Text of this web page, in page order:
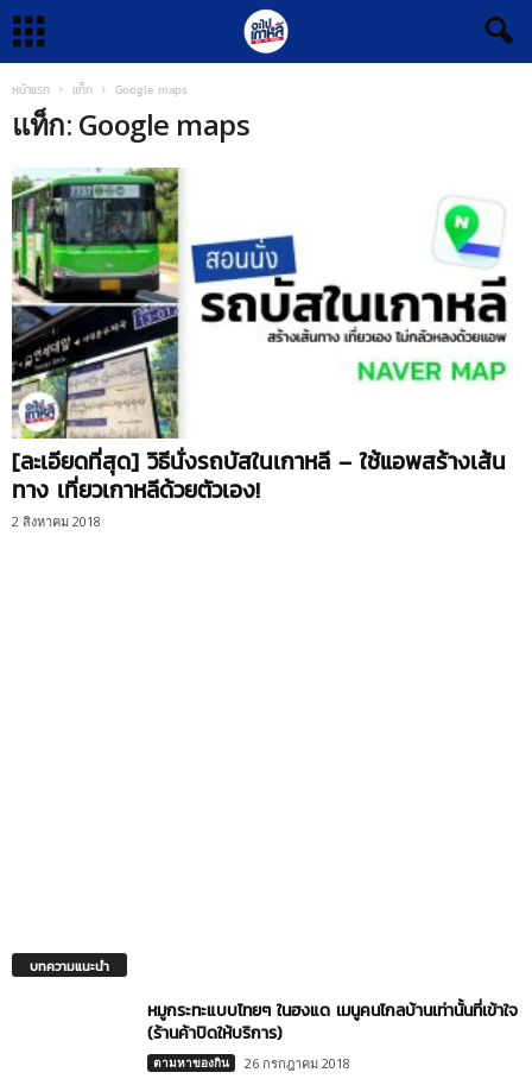
หน้าแรก แท็ก Google maps
แท็ก: Google maps
[ละเอียดที่สุด] วิธีนั่งรถบัสในเกาหลี – ใช้แอพสร้างเส้น
ทาง เที่ยวเกาหลีด้วยตัวเอง!
2 สิงหาคม 2018
บทความแนะนำ
หมูกระทะแบบไทยๆ ในฮงแด เมนูคนไกลบ้านเท่านั้นที่เข้าใจ
(ร้านค้าปิดให้บริการ)
ตามหาของกิน 26 กรกฎาคม 2018